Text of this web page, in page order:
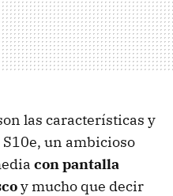
las características y
un ambicioso
con pantalla
y mucho que decir